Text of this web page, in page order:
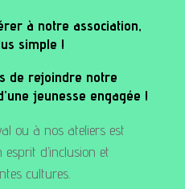
à notre association,
simple !
de rejoindre notre
jeunesse engagée !
ou à nos ateliers est
d’inclusion et
cultures.